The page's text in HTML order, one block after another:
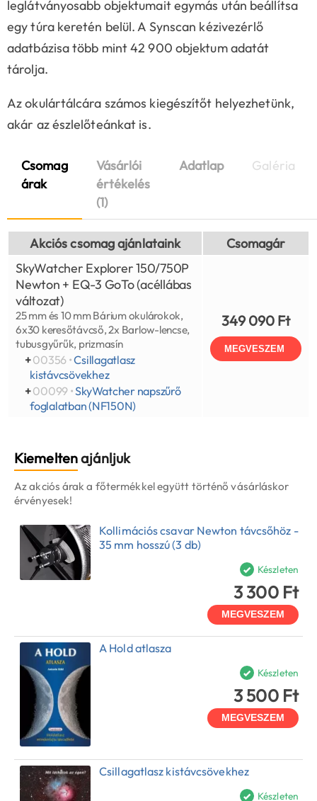
leglátványosabb objektumait egymás után beállítsa
egy túra keretén belül. A Synscan kézivezérlő
adatbázisa több mint 42 900 objektum adatát
tárolja.
Az okulártálcára számos kiegészítőt helyezhetünk,
akár az észlelőteánkat is.
Csomag
árak
Vásárlói
értékelés
(1)
Adatlap Galéria
Akciós csomag ajánlataink
Csomagár
SkyWatcher Explorer 150/750P
Newton + EQ-3 GoTo (acéllábas
változat)
25 mm és 10 mm Bárium okulárokok,
6x30 keresőtávcső, 2x Barlow-lencse,
tubusgyűrűk, prizmasín
+00356 •Csillagatlasz
kistávcsövekhez
+00099 •SkyWatcher napszűrő
foglalatban (NF150N)
349 090 Ft
MEGVESZEM
Kiemeltenajánljuk
Az akciós árak a főtermékkel együtt történő vásárláskor
érvényesek!
Kollimációs csavar Newton távcsőhöz -
35 mm hosszú (3 db)
Készleten
3 300 Ft
MEGVESZEM
A Hold atlasza
Készleten
3 500 Ft
MEGVESZEM
Csillagatlasz kistávcsövekhez
Készleten